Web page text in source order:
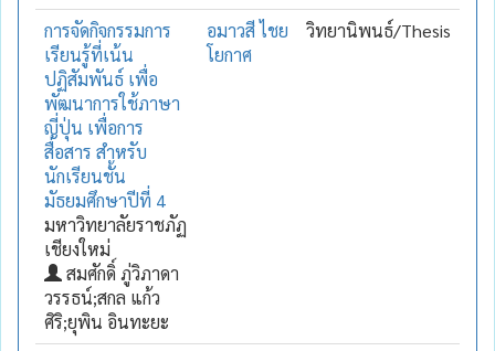
การจัดกิจกรรมการ
เรียนรู้ที่เน้น
ปฏิสัมพันธ์ เพื่อ
พัฒนาการใช้ภาษา
ญี่ปุ่น เพื่อการ
สื่อสาร สำหรับ
นักเรียนชั้น
มัธยมศึกษาปีที่ 4
มหาวิทยาลัยราชภัฏ
เชียงใหม่
สมศักดิ์ ภู่วิภาดา
วรรธน์;สกล แก้ว
ศิริ;ยุพิน อินทะยะ
อมาวสี ไชย
โยกาศ
วิทยานิพนธ์/Thesis